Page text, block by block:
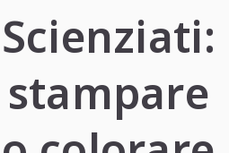
Scienziati:
stampare